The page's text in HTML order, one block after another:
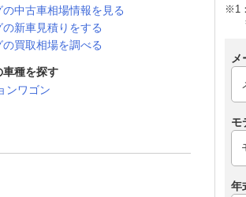
の中古車相場情報を見る
の新車見積りをする
の買取相場を調べる
車種を探す
ンワゴン
※1
メ
モ
年